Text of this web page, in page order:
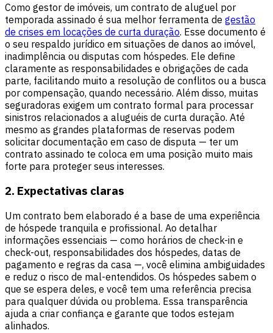
Como gestor de imóveis, um contrato de aluguel por
temporada assinado é sua melhor ferramenta de gestão
de crises em locações de curta duração. Esse documento é
o seu respaldo jurídico em situações de danos ao imóvel,
inadimplência ou disputas com hóspedes. Ele define
claramente as responsabilidades e obrigações de cada
parte, facilitando muito a resolução de conflitos ou a busca
por compensação, quando necessário. Além disso, muitas
seguradoras exigem um contrato formal para processar
sinistros relacionados a aluguéis de curta duração. Até
mesmo as grandes plataformas de reservas podem
solicitar documentação em caso de disputa — ter um
contrato assinado te coloca em uma posição muito mais
forte para proteger seus interesses.
2. Expectativas claras
Um contrato bem elaborado é a base de uma experiência
de hóspede tranquila e profissional. Ao detalhar
informações essenciais — como horários de check-in e
check-out, responsabilidades dos hóspedes, datas de
pagamento e regras da casa —, você elimina ambiguidades
e reduz o risco de mal-entendidos. Os hóspedes sabem o
que se espera deles, e você tem uma referência precisa
para qualquer dúvida ou problema. Essa transparência
ajuda a criar confiança e garante que todos estejam
alinhados.